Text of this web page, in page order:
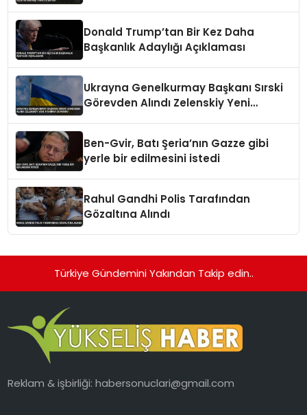
Donald Trump’tan Bir Kez Daha
Başkanlık Adaylığı Açıklaması
Ukrayna Genelkurmay Başkanı Sırski
Görevden Alındı Zelenskiy Yeni
Ben-Gvir, Batı Şeria’nın Gazze gibi
yerle bir edilmesini istedi
Rahul Gandhi Polis Tarafından
Gözaltına Alındı
Türkiye Gündemini Yakından Takip edin..
Reklam & işbirliği:habersonuclari@gmail.com